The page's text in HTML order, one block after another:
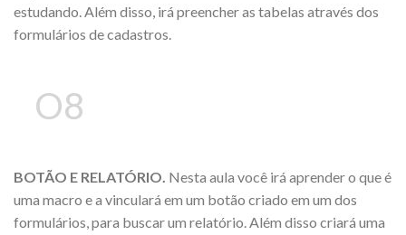
estudando. Além disso, irá preencher as tabelas através dos
formulários de cadastros.
O8
BOTÃO E RELATÓRIO. Nesta aula você irá aprender o que é
uma macro e a vinculará em um botão criado em um dos
formulários, para buscar um relatório. Além disso criará uma